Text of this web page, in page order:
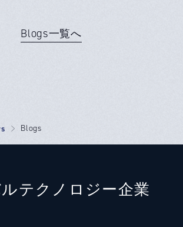
Blogs一覧へ
Blogs
テクノロジー企業